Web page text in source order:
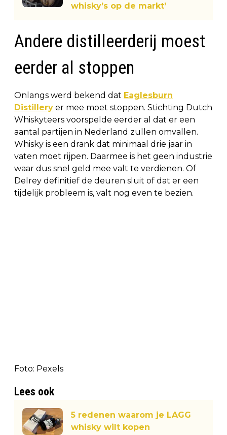
whisky’s op de markt’
Andere distilleerderij moest
eerder al stoppen
Onlangs werd bekend dat Eaglesburn
Distillery er mee moet stoppen. Stichting Dutch
Whiskyteers voorspelde eerder al dat er een
aantal partijen in Nederland zullen omvallen.
Whisky is een drank dat minimaal drie jaar in
vaten moet rijpen. Daarmee is het geen industrie
waar dus snel geld mee valt te verdienen. Of
Delrey definitief de deuren sluit of dat er een
tijdelijk probleem is, valt nog even te bezien.
Foto: Pexels
Lees ook
5 redenen waarom je LAGG
whisky wilt kopen